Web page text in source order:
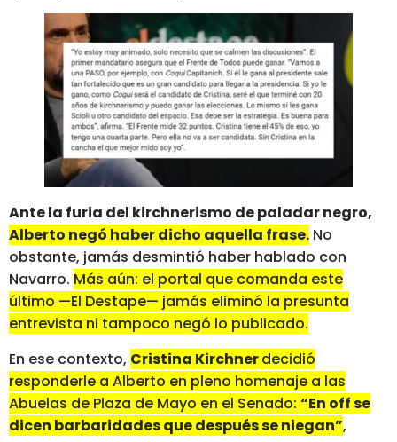
Ante la furia del kirchnerismo de paladar negro,
Alberto negó haber dicho aquella frase. No
obstante, jamás desmintió haber hablado con
Navarro. Más aún: el portal que comanda este
último —El Destape— jamás eliminó la presunta
entrevista ni tampoco negó lo publicado.
En ese contexto, Cristina Kirchnerdecidió
responderle a Alberto en pleno homenaje a las
Abuelas de Plaza de Mayo en el Senado: “En off se
dicen barbaridades que después se niegan”,